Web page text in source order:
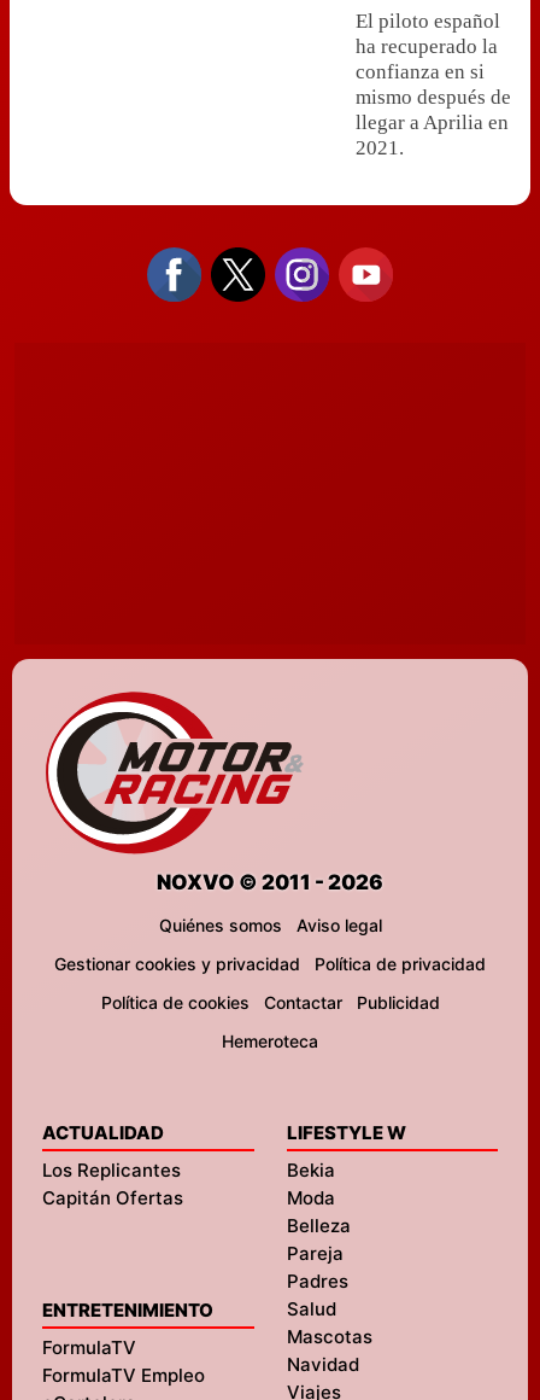
El piloto español
ha recuperado la
confianza en si
mismo después de
llegar a Aprilia en
2021.
NOXVO © 2011 - 2026
Quiénes somos
Aviso legal
Gestionar cookies y privacidad
Política de privacidad
Política de cookies
Contactar
Publicidad
Hemeroteca
ACTUALIDAD
Los Replicantes
Capitán Ofertas
ENTRETENIMIENTO
FormulaTV
FormulaTV Empleo
LIFESTYLE W
Bekia
Moda
Belleza
Pareja
Padres
Salud
Mascotas
Navidad
Viajes